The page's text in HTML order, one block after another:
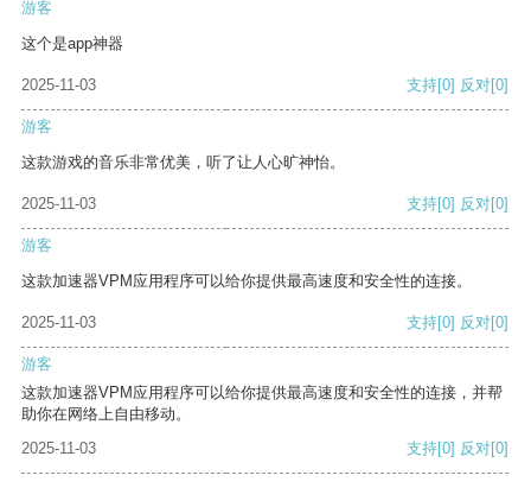
游客
这个是app神器
2025-11-03 支持[0] 反对[0]
游客
这款游戏的音乐非常优美，听了让人心旷神怡。
2025-11-03 支持[0] 反对[0]
游客
这款加速器VPM应用程序可以给你提供最高速度和安全性的连接。
2025-11-03 支持[0] 反对[0]
游客
这款加速器VPM应用程序可以给你提供最高速度和安全性的连接，并帮
助你在网络上自由移动。
2025-11-03
支持[0] 反对[0]